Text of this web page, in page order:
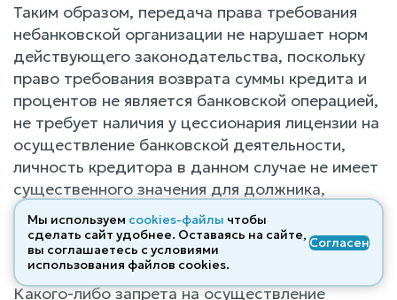
Таким образом, передача права требования
небанковской организации не нарушает норм
действующего законодательства, поскольку
право требования возврата суммы кредита и
процентов не является банковской операцией,
не требует наличия у цессионария лицензии на
осуществление банковской деятельности,
личность кредитора в данном случае не имеет
существенного значения для должника,
поскольку не влияет на объем прав и
обязанностей должника по кредитному
договору.
Какого-либо запрета на осуществление
Мы используем cookies-файлы чтобы
сделать сайт удобнее. Оставаясь на сайте,
вы соглашаетесь с условиями
использования файлов cооkies.
Согласен